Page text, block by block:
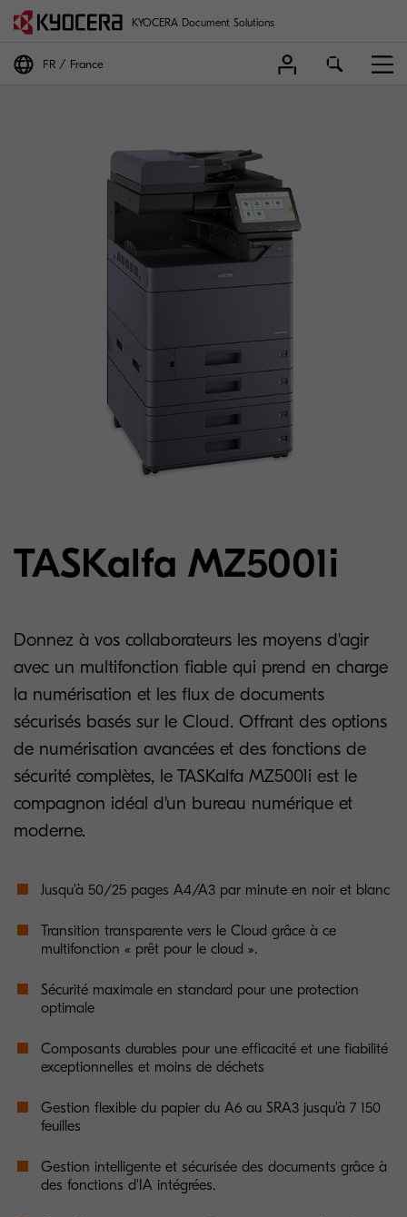
KYOCERA Document Solutions
FR France
TASKalfa MZ5001i
Donnez à vos collaborateurs les moyens d'agir
avec un multifonction fiable qui prend en charge
la numérisation et les flux de documents
sécurisés basés sur le Cloud. Offrant des options
de numérisation avancées et des fonctions de
sécurité complètes, le TASKalfa MZ5001i est le
compagnon idéal d'un bureau numérique et
moderne.
Jusqu'à 50/25 pages A4/A3 par minute en noir et blanc
Transition transparente vers le Cloud grâce à ce
multifonction « prêt pour le cloud ».
Sécurité maximale en standard pour une protection
optimale
Composants durables pour une efficacité et une fiabilité
exceptionnelles et moins de déchets
Gestion flexible du papier du A6 au SRA3 jusqu'à 7 150
feuilles
Gestion intelligente et sécurisée des documents grâce à
des fonctions d'IA intégrées.